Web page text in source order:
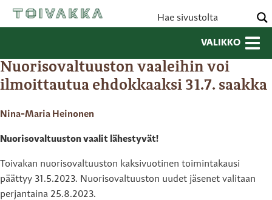
VALIKKO
Nuorisovaltuuston vaaleihin voi
ilmoittautua ehdokkaaksi 31.7. saakka
Nina-Maria Heinonen
Nuorisovaltuuston vaalit lähestyvät!
Toivakan nuorisovaltuuston kaksivuotinen toimintakausi
päättyy 31.5.2023. Nuorisovaltuuston uudet jäsenet valitaan
perjantaina 25.8.2023.